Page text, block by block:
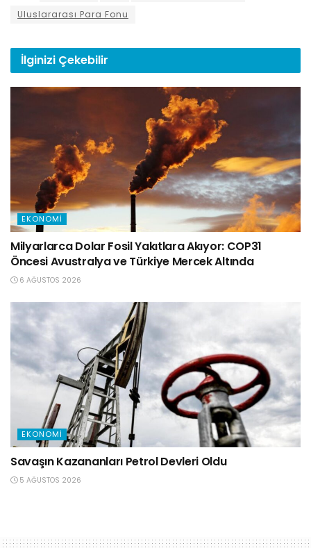
Uluslararası Para Fonu
İlginizi Çekebilir
EKONOMI
Milyarlarca Dolar Fosil Yakıtlara Akıyor: COP31
Öncesi Avustralya ve Türkiye Mercek Altında
6 AĞUSTOS 2026
EKONOMI
Savaşın Kazananları Petrol Devleri Oldu
5 AĞUSTOS 2026